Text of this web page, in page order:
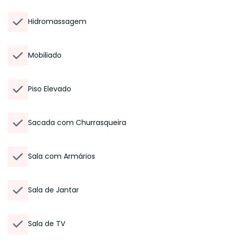
Hidromassagem
Mobiliado
Piso Elevado
Sacada com Churrasqueira
Sala com Armários
Sala de Jantar
Sala de TV